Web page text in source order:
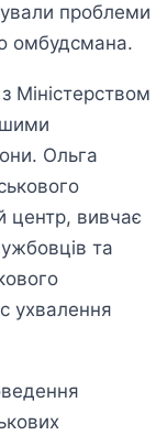
проблеми
омбудсмана.
Міністерством
Ольга
центр, вивчає
та
ухвалення